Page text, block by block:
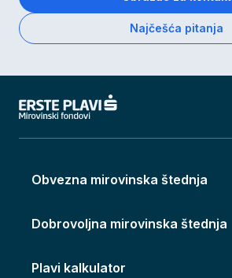
Najčešća pitanja
Obvezna mirovinska štednja
Dobrovoljna mirovinska štednja
Plavi kalkulator